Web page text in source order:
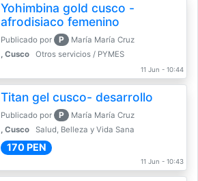
Yohimbina gold cusco -
afrodisiaco femenino
Publicado por P
María María Cruz
, Cusco
Otros servicios / PYMES
11 Jun - 10:44
Titan gel cusco- desarrollo
Publicado por P
María María Cruz
, Cusco
Salud, Belleza y Vida Sana
170 PEN
11 Jun - 10:43